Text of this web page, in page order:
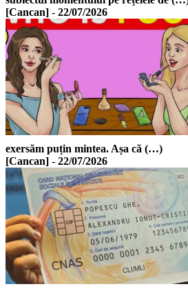
[Cancan] - 22/07/2026
exersăm puțin mintea. Așa că (…)
[Cancan] - 22/07/2026